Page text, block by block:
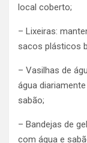
local coberto;
– Lixeiras:
sacos plásticos
– Vasilhas de
água
sabão;
– Bandejas de
com água e